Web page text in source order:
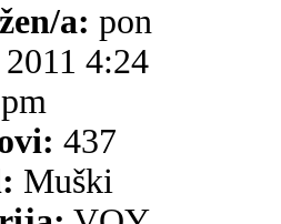
a: pon
4:24
pm
437
Muški